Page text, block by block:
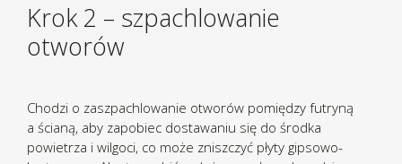
Krok 2 – szpachlowanie
otworów
Chodzi o zaszpachlowanie otworów pomiędzy futryną
a ścianą, aby zapobiec dostawaniu się do środka
powietrza i wilgoci, co może zniszczyć płyty gipsowo-